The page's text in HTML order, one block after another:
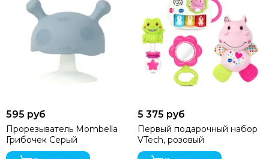
595 руб
Прорезыватель Mombella
Грибочек Серый
5 375 руб
Первый подарочный набор
VTech, розовый